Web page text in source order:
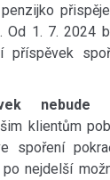
Od 1. 7. 2024
příspěvek
nebude
klientům
spoření
nejdelší